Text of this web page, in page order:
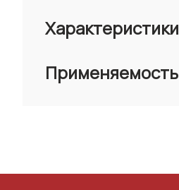
Характеристики
Применяемость